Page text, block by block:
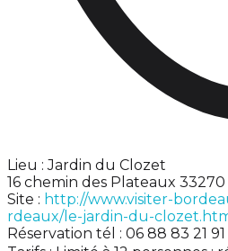
Lieu : Jardin du Clozet
16 chemin des Plateaux 33270
Site : http://www.visiter-
rdeaux/le-jardin-du-
Réservation tél : 06 88 83 21 91